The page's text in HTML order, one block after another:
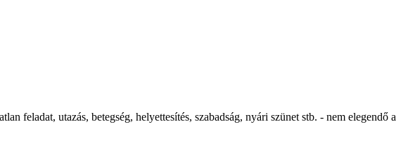
feladat, utazás, betegség, helyettesítés, szabadság, nyári szünet stb. - nem elegendő a